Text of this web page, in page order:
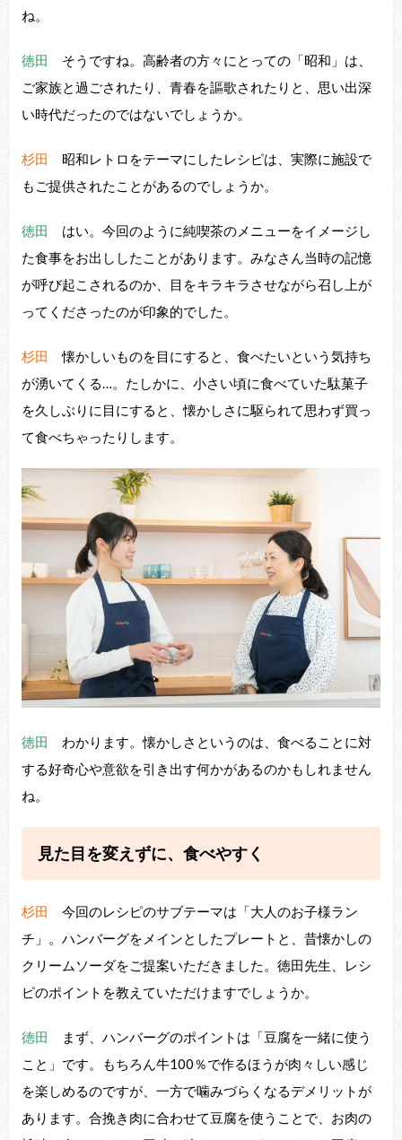
ね。
徳田 そうですね。⾼齢者の⽅々にとっての「昭和」は、
ご家族と過ごされたり、⻘春を謳歌されたりと、思い出深
い時代だったのではないでしょうか。
杉田 昭和レトロをテーマにしたレシピは、実際に施設で
もご提供されたことがあるのでしょうか。
徳田 はい。今回のように純喫茶のメニューをイメージし
た⾷事をお出ししたことがあります。みなさん当時の記憶
が呼び起こされるのか、⽬をキラキラさせながら召し上が
ってくださったのが印象的でした。
杉田 懐かしいものを⽬にすると、⾷べたいという気持ち
が湧いてくる…。たしかに、⼩さい頃に⾷べていた駄菓⼦
を久しぶりに⽬にすると、懐かしさに駆られて思わず買っ
て⾷べちゃったりします。
徳田 わかります。懐かしさというのは、⾷べることに対
する好奇⼼や意欲を引き出す何かがあるのかもしれません
ね。
⾒た⽬を変えずに、⾷べやすく
杉田 今回のレシピのサブテーマは「⼤⼈のお⼦様ラン
チ」。ハンバーグをメインとしたプレートと、昔懐かしの
クリームソーダをご提案いただきました。徳⽥先⽣、レシ
ピのポイントを教えていただけますでしょうか。
徳田 まず、ハンバーグのポイントは「⾖腐を⼀緒に使う
こと」です。もちろん⽜100％で作るほうが⾁々しい感じ
を楽しめるのですが、⼀⽅で噛みづらくなるデメリットが
あります。合挽き⾁に合わせて⾖腐を使うことで、お⾁の